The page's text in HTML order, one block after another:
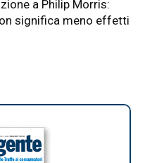
a Philip Morris:
significa meno effetti